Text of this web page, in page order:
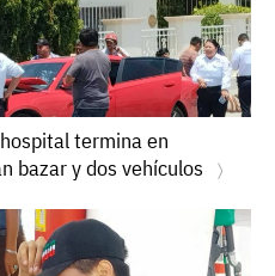
termina en
bazar y dos vehículos